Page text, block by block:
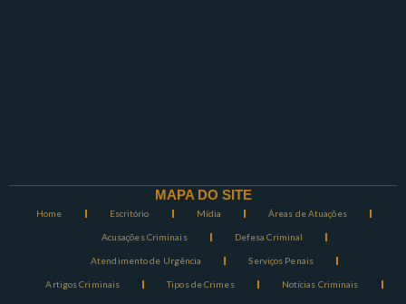
MAPA DO SITE
Home Escritório Mídia Áreas de Atuações
Acusações Criminais Defesa Criminal
Atendimento de Urgência Serviços Penais
Artigos Criminais Tipos de Crimes Notícias Criminais